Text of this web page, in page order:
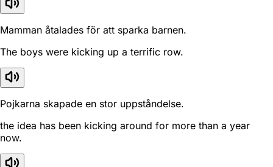
Mamman åtalades för att sparka barnen.
The boys were kicking up a terrific row.
Pojkarna skapade en stor uppståndelse.
the idea has been kicking around for more than a year
now.